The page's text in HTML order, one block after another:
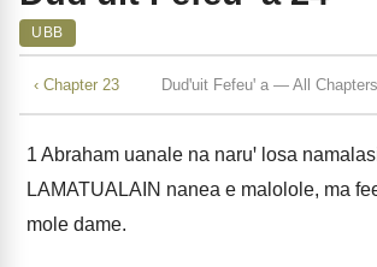
UBB
‹ Chapter 23 Dudꞌuit Fefeuꞌ a — All Chapters
1 Abraham uanale na naruꞌ losa
LAMATUALAIN nanea e malolole, ma
mole dame.